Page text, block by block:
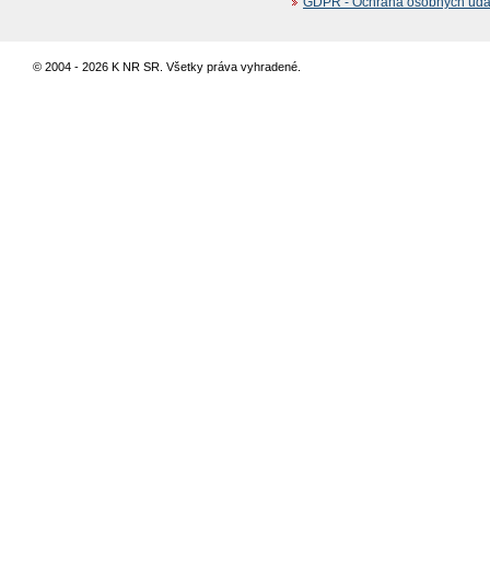
© 2004 - 2026 K NR SR. Všetky práva vyhradené.